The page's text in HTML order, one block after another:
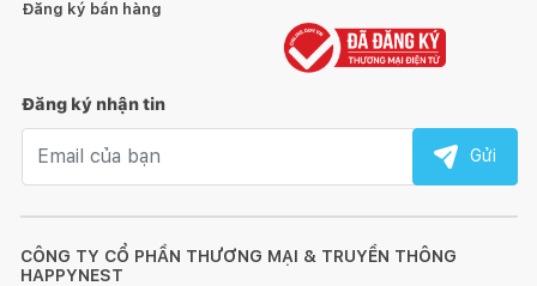
CÔNG TY CỔ PHẦN THƯƠNG MẠI & TRUYỀN THÔNG
HAPPYNEST
Đăng ký bán hàng
Đăng ký nhận tin
Gửi